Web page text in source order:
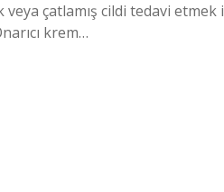
çatlamış cildi tedavi etmek
krem…